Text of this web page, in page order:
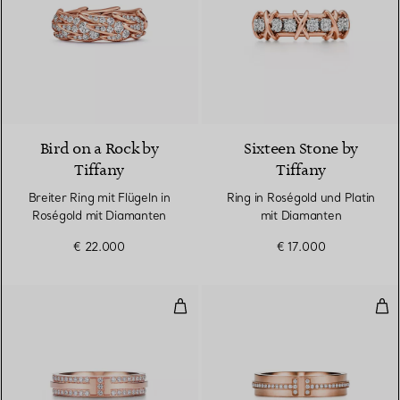
Bird on a Rock by
Tiffany
Breiter Ring mit Flügeln in
Roségold mit Diamanten
€ 22.000
Sixteen Stone by
Tiffany
Ring in Roségold und Platin
mit Diamanten
€ 17.000
Schmaler Pavé-Diamantring in